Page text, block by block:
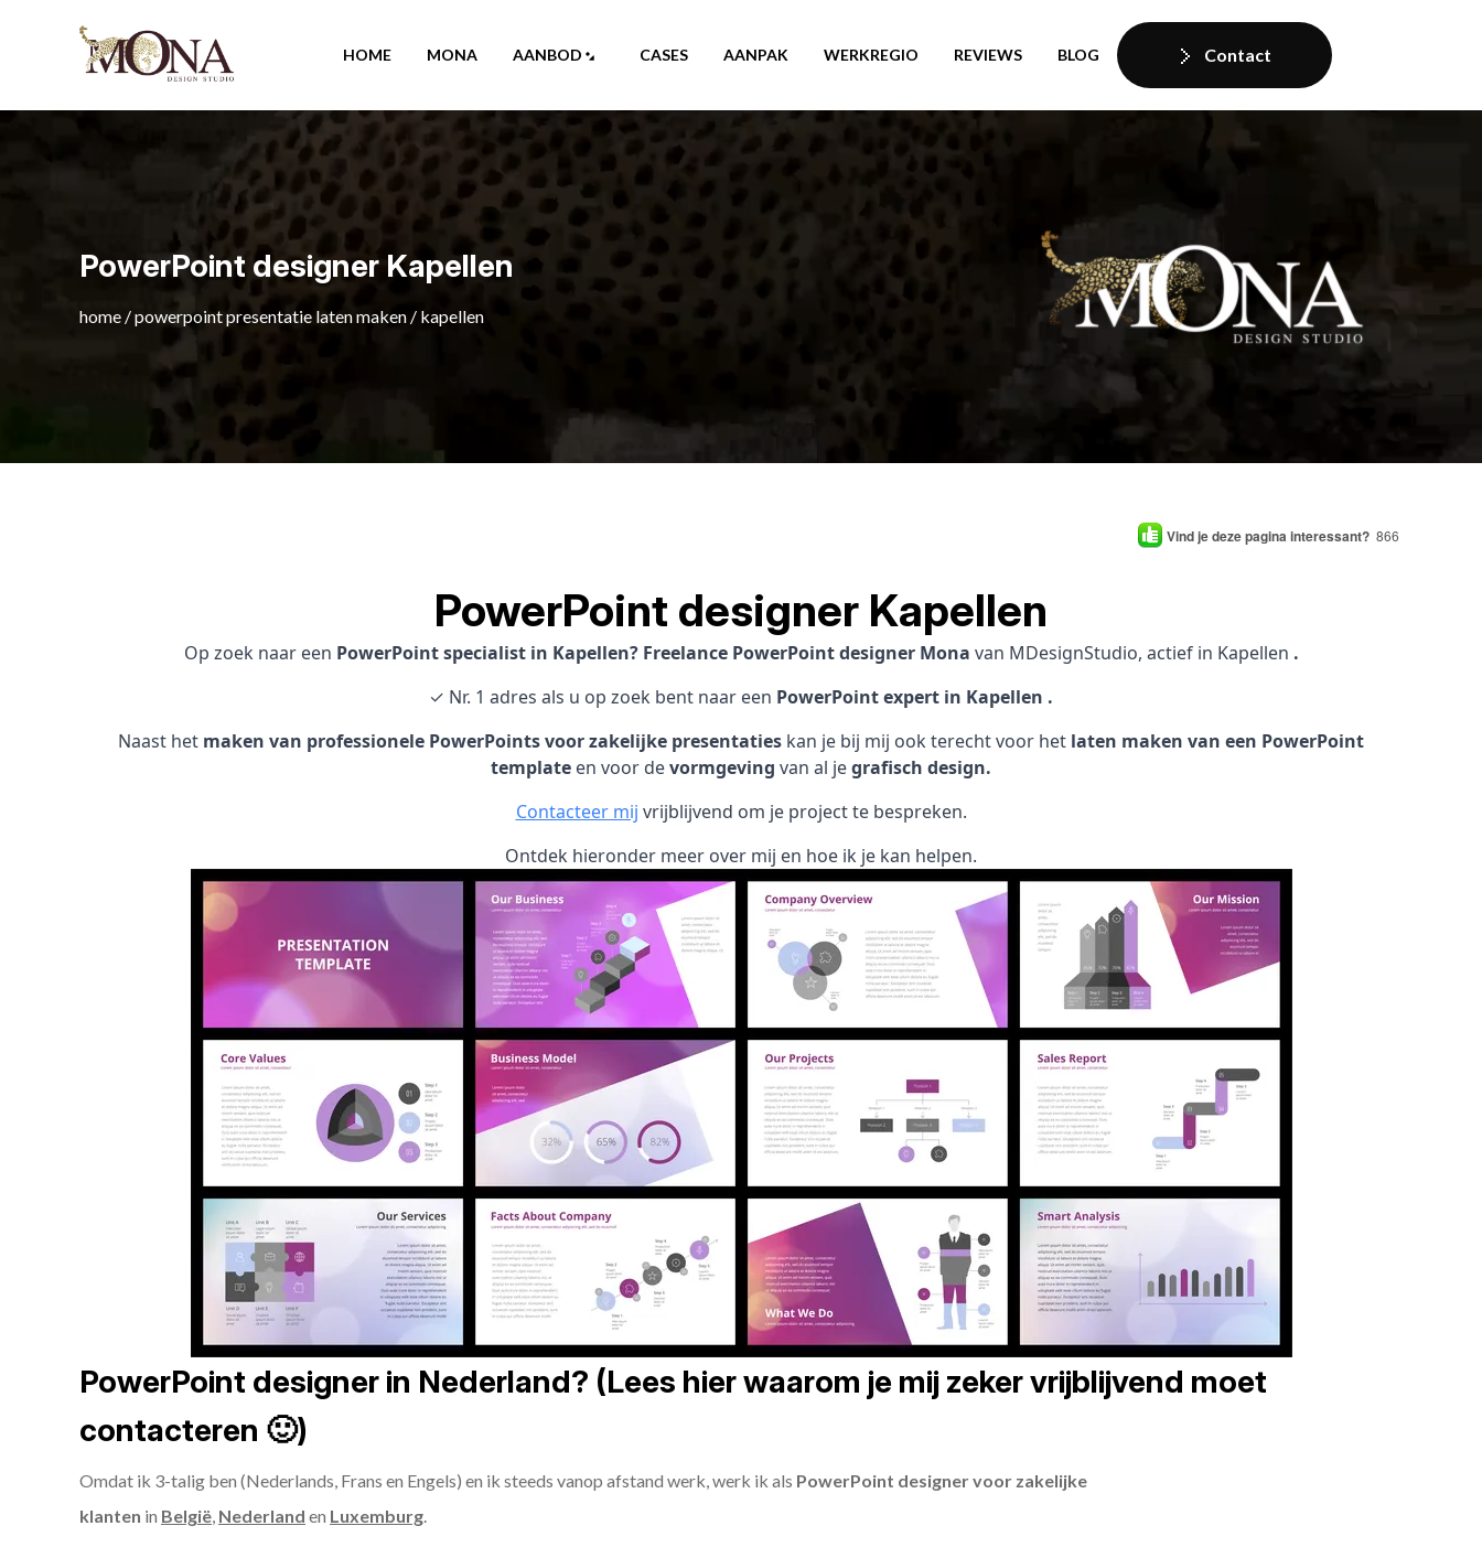
HOME MONA AANBOD CASES AANPAK WERKREGIO REVIEWS BLOG Contact
PowerPoint designer Kapellen
home /powerpoint presentatie laten maken/ kapellen
Vind je deze pagina interessant? 866
PowerPoint designer Kapellen
Op zoek naar een PowerPoint specialist in Kapellen? Freelance PowerPoint designer Mona van MDesignStudio, actief in Kapellen .
✓ Nr. 1 adres als u op zoek bent naar een PowerPoint expert in Kapellen .
Naast het maken van professionele PowerPoints voor zakelijke presentaties kan je bij mij ook terecht voor het laten maken van een PowerPoint
template en voor devormgeving van al jegrafisch design.
Contacteer mij vrijblijvend om je project te bespreken.
Ontdek hieronder meer over mij en hoe ik je kan helpen.
PowerPoint designer in Nederland? (Lees hier waarom je mij zeker vrijblijvend moet
contacteren 🙂)
Omdat ik 3-talig ben (Nederlands, Frans en Engels) en ik steeds vanop afstand werk, werk ik als PowerPoint designer voor zakelijke
klanten in België, Nederland en Luxemburg.